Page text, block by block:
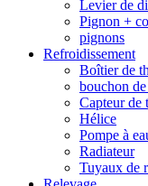
Levier de
Pignon +
pignons
Refroidissement
Boîtier de
bouchon
Capteur de
Hélice
Pompe à
Radiateur
Tuyaux de